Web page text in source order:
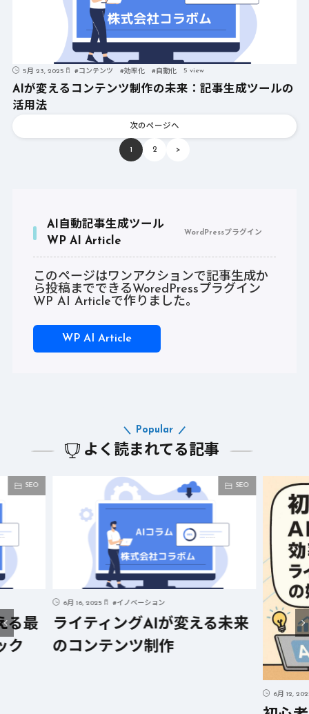
5月 23, 2025 #コンテンツ #効率化 #自動化 5 view
AIが変えるコンテンツ制作の未来：記事生成ツールの
活用法
次のページへ
1 2 >
AI自動記事生成ツール
WP AI Article
WordPressプラグイン
このページはワンアクションで記事生成か
ら投稿までできるWoredPressプラグイン
WP AI Articleで作りました。
WP AI Article
よく読まれてる記事
Popular
SEO
る最
ク
SEO
6月 16, 2025 #イノベーション
ライティングAIが変える未来
のコンテンツ制作
6月 12,